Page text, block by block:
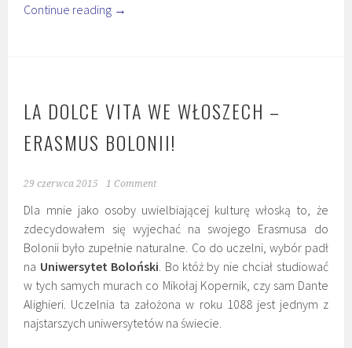
Continue reading →
LA DOLCE VITA WE WŁOSZECH –
ERASMUS BOLONII!
29 czerwca 2015 1 Comment
Dla mnie jako osoby uwielbiającej kulturę włoską to, że
zdecydowałem się wyjechać na swojego Erasmusa do
Bolonii było zupełnie naturalne. Co do uczelni, wybór padł
na Uniwersytet Boloński . Bo któż by nie chciał studiować
w tych samych murach co Mikołaj Kopernik, czy sam Dante
Alighieri. Uczelnia ta założona w roku 1088 jest jednym z
najstarszych uniwersytetów na świecie.